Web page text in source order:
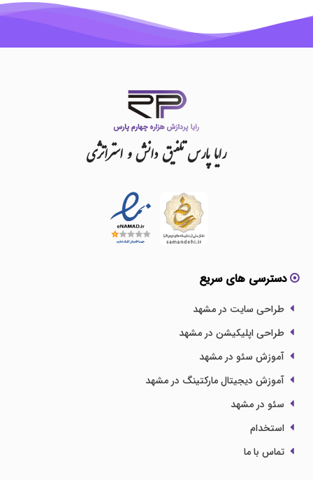
رایاپارستلفیقدانشواستراتژی
دسترسی های سریع
طراحی سایت در مشهد
طراحی اپلیکیشن در مشهد
آموزش سئو در مشهد
آموزش دیجیتال مارکتینگ در مشهد
سئو در مشهد
استخدام
تماس با ما